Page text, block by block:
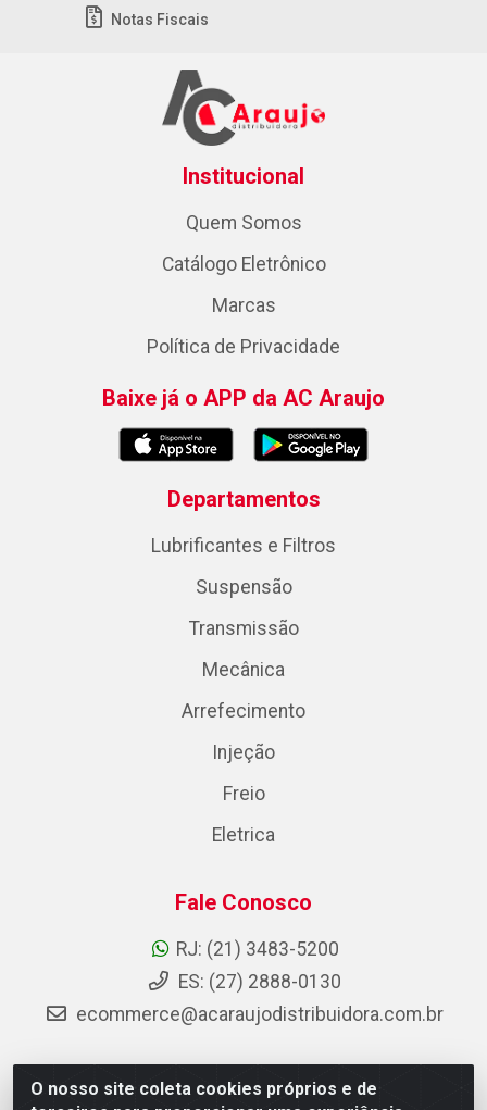
O nosso site coleta cookies próprios e de
Notas Fiscais
Institucional
Quem Somos
Catálogo Eletrônico
Marcas
Política de Privacidade
Baixe já o APP da AC Araujo
Departamentos
Lubrificantes e Filtros
Suspensão
Transmissão
Mecânica
Arrefecimento
Injeção
Freio
Eletrica
Fale Conosco
RJ: (21) 3483-5200
ES: (27) 2888-0130
ecommerce@acaraujodistribuidora.com.br
AC Araujo Distribuidora - Rua Carneiro de Campos, 42 -